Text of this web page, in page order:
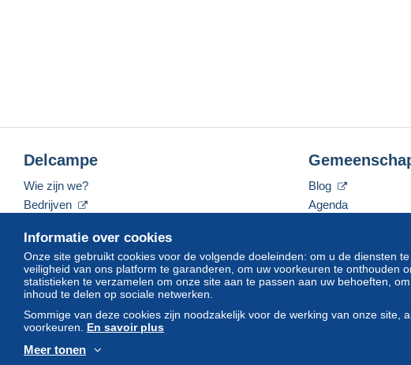
Informatie over cookies
Onze site gebruikt cookies voor de volgende doeleinden: om u de diensten
veiligheid van ons platform te garanderen, om uw voorkeuren te onthouden
statistieken te verzamelen om onze site aan te passen aan uw behoeften,
inhoud te delen op sociale netwerken.
Sommige van deze cookies zijn noodzakelijk voor de werking van onze site,
voorkeuren. En savoir plus
Meer tonen
Delcampe
Wie zijn we?
Bedrijven
Neem contact met ons op
Blog
Agenda
© Delcampe International srl. Alle rechten voorbehouden.